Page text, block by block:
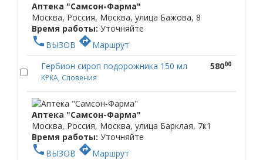
Аптека "Самсон-Фарма"
Москва, Россия, Москва, улица Бажова, 8
Время работы: Уточняйте
phone ВЫЗОВ directionsМаршрут
Гербион сироп подорожника 150 мл
КРКА, Словения
58000
Аптека "Самсон-Фарма"
Москва, Россия, Москва, улица Барклая, 7к1
Время работы: Уточняйте
phone ВЫЗОВ directionsМаршрут